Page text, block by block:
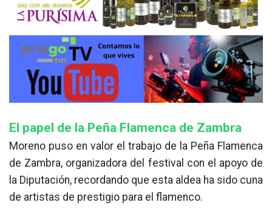
El papel de la Peña Flamenca de Zambra
Moreno puso en valor el trabajo de la Peña Flamenca
de Zambra, organizadora del festival con el apoyo de
la Diputación, recordando que esta aldea ha sido cuna
de artistas de prestigio para el flamenco.